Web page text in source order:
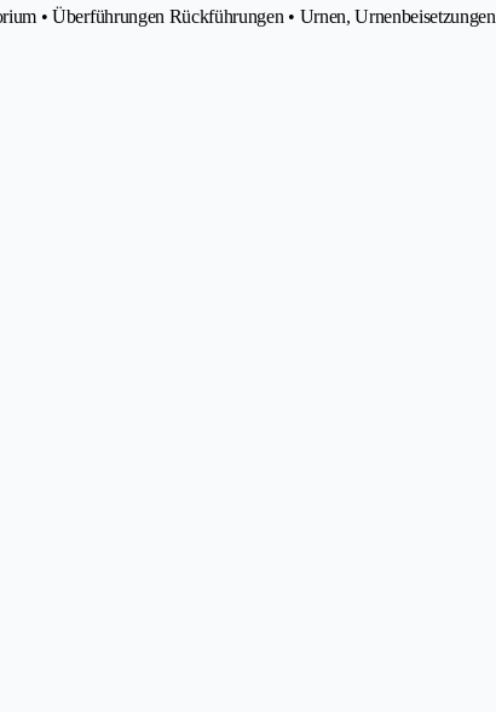
• Überführungen Rückführungen • Urnen, Urnenbeisetzungen